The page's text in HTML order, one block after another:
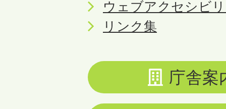
ウェブアクセシビ
リンク集
庁舎案